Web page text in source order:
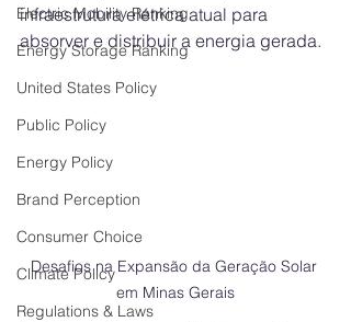
Electric Mobility Ranking
Energy Storage Ranking
United States Policy
Public Policy
Energy Policy
Brand Perception
Consumer Choice
Climate Policy
Regulations & Laws
infraestrutura elétrica atual para
absorver e distribuir a energia gerada.
Desafios na Expansão da Geração Solar
em Minas Gerais